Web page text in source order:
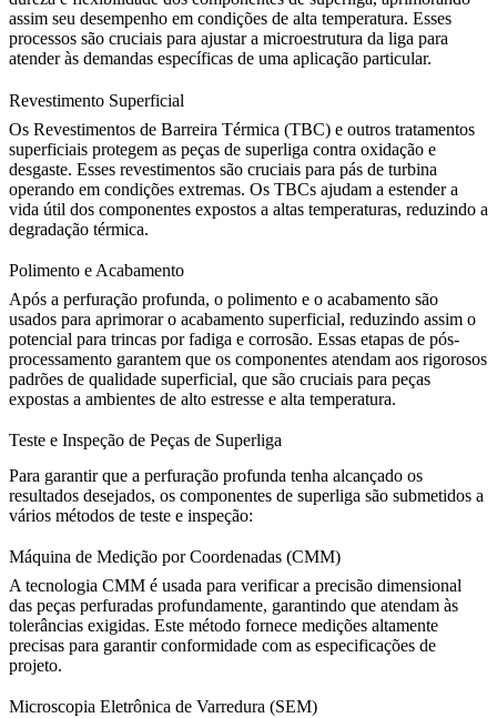
assim seu desempenho em condições de alta temperatura. Esses
processos são cruciais para ajustar a microestrutura da liga para
atender às demandas específicas de uma aplicação particular.
Revestimento Superficial
Os Revestimentos de Barreira Térmica (TBC) e outros tratamentos
superficiais protegem as peças de superliga contra oxidação e
desgaste. Esses revestimentos são cruciais para pás de turbina
operando em condições extremas. Os TBCs ajudam a estender a
vida útil dos componentes expostos a altas temperaturas, reduzindo a
degradação térmica.
Polimento e Acabamento
Após a perfuração profunda, o polimento e o acabamento são
usados para aprimorar o acabamento superficial, reduzindo assim o
potencial para trincas por fadiga e corrosão. Essas etapas de pós-
processamento garantem que os componentes atendam aos rigorosos
padrões de qualidade superficial, que são cruciais para peças
expostas a ambientes de alto estresse e alta temperatura.
Teste e Inspeção de Peças de Superliga
Para garantir que a perfuração profunda tenha alcançado os
resultados desejados, os componentes de superliga são submetidos a
vários métodos de teste e inspeção:
Máquina de Medição por Coordenadas (CMM)
A tecnologia CMM é usada para verificar a precisão dimensional
das peças perfuradas profundamente, garantindo que atendam às
tolerâncias exigidas. Este método fornece medições altamente
precisas para garantir conformidade com as especificações de
projeto.
Microscopia Eletrônica de Varredura (SEM)